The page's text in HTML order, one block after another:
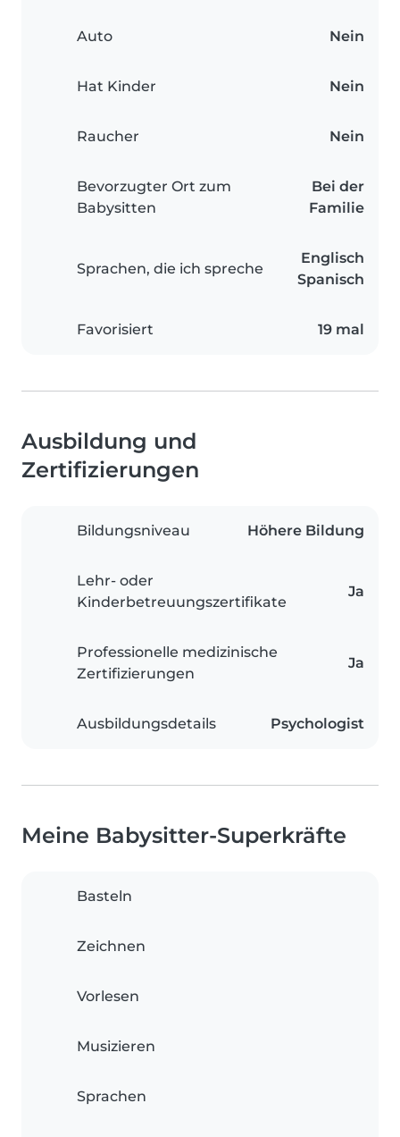
Auto Nein
Hat Kinder Nein
Raucher Nein
Bevorzugter Ort zum
Babysitten
Bei der
Familie
Sprachen, die ich spreche
Englisch
Spanisch
Favorisiert 19 mal
Ausbildung und
Zertifizierungen
Bildungsniveau Höhere Bildung
Lehr- oder
Kinderbetreuungszertifikate
Ja
Professionelle medizinische
Zertifizierungen
Ja
Ausbildungsdetails Psychologist
Meine Babysitter-Superkräfte
Basteln
Zeichnen
Vorlesen
Musizieren
Sprachen